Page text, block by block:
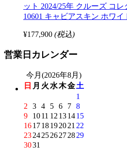
ット 2024/25年 クルーズ コ
10601 キャビアスキン ホワ
¥177,900 (税込)
営業日カレンダー
今月(2026年8月)
日 月 火 水木金土
1
2
3 4 5 6 7 8
9
1011 12 131415
161718192021 22
23242526272829
3031